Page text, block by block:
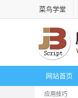
菜鸟学堂
网站首页
应用技巧